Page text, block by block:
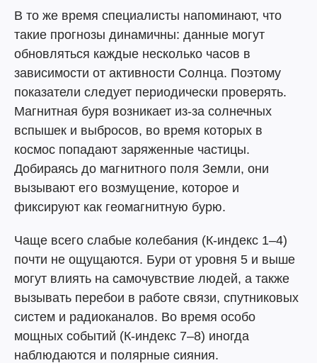
В то же время специалисты напоминают, что
такие прогнозы динамичны: данные могут
обновляться каждые несколько часов в
зависимости от активности Солнца. Поэтому
показатели следует периодически проверять.
Магнитная буря возникает из-за солнечных
вспышек и выбросов, во время которых в
космос попадают заряженные частицы.
Добираясь до магнитного поля Земли, они
вызывают его возмущение, которое и
фиксируют как геомагнитную бурю.
Чаще всего слабые колебания (К-индекс 1–4)
почти не ощущаются. Бури от уровня 5 и выше
могут влиять на самочувствие людей, а также
вызывать перебои в работе связи, спутниковых
систем и радиоканалов. Во время особо
мощных событий (К-индекс 7–8) иногда
наблюдаются и полярные сияния.